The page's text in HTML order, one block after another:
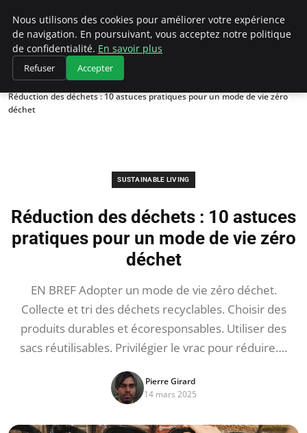
Climategatecountryclub.com
Accueil
Sustainable Living
Réduction des déchets : 10 astuces pratiques pour un mode de vie zéro
déchet
SUSTAINABLE LIVING
Réduction des déchets : 10 astuces
pratiques pour un mode de vie zéro
déchet
EN BREF Adopter un mode de vie zéro déchet.
Collecte et tri des déchets recyclables. Choisir des
produits durables et écoresponsables. Utiliser des
sacs réutilisables. Privilégier le vrac pour réduire….
Pierre Girard
14 mars 2025
Nous utilisons des cookies pour améliorer votre expérience
de navigation. En poursuivant, vous acceptez notre politique
de confidentialité. En savoir plus
Refuser Accepter